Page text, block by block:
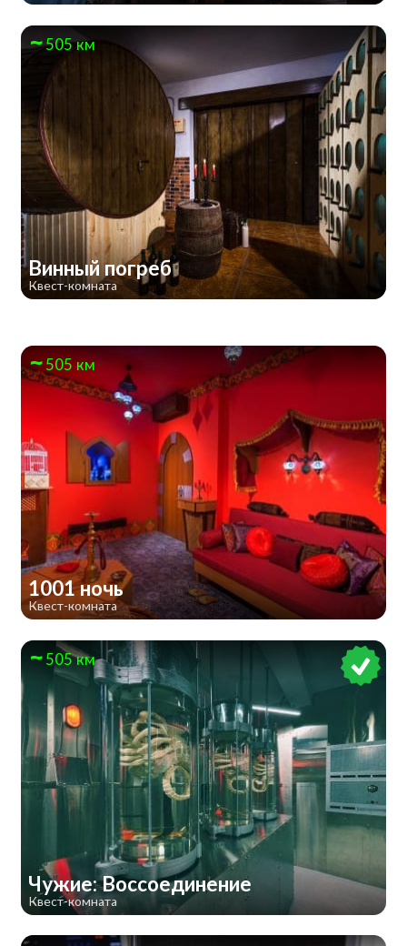
505 км
Винный погреб
Квест-комната
505 км
1001 ночь
Квест-комната
505 км
Чужие: Воссоединение
Квест-комната